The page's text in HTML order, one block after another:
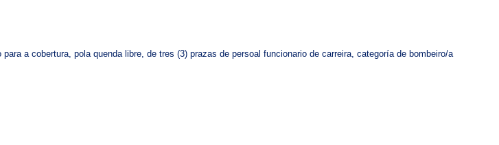
a cobertura, pola quenda libre, de tres (3) prazas de persoal funcionario de carreira, categoría de bombeiro/a